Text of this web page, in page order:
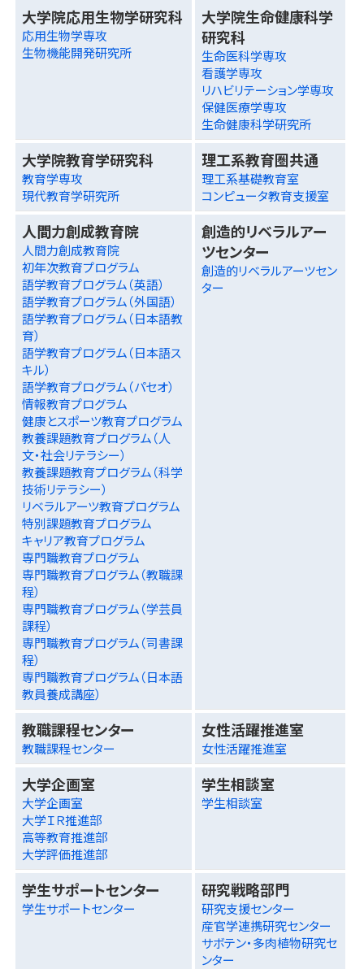
大学院応用生物学研究科
応用生物学専攻
生物機能開発研究所
大学院生命健康科学
研究科
生命医科学専攻
看護学専攻
リハビリテーション学専攻
保健医療学専攻
生命健康科学研究所
大学院教育学研究科
教育学専攻
現代教育学研究所
理工系教育圏共通
理工系基礎教育室
コンピュータ教育支援室
人間力創成教育院
人間力創成教育院
初年次教育プログラム
語学教育プログラム（英語）
語学教育プログラム（外国語）
語学教育プログラム（日本語教
育）
語学教育プログラム（日本語ス
キル）
語学教育プログラム（パセオ）
情報教育プログラム
健康とスポーツ教育プログラム
教養課題教育プログラム（人
文・社会リテラシー）
教養課題教育プログラム（科学
技術リテラシー）
リベラルアーツ教育プログラム
特別課題教育プログラム
キャリア教育プログラム
専門職教育プログラム
専門職教育プログラム（教職課
程）
専門職教育プログラム（学芸員
課程）
専門職教育プログラム（司書課
程）
専門職教育プログラム（日本語
教員養成講座）
創造的リベラルアー
ツセンター
創造的リベラルアーツセン
ター
教職課程センター
教職課程センター
女性活躍推進室
女性活躍推進室
大学企画室
大学企画室
大学ＩＲ推進部
高等教育推進部
大学評価推進部
学生相談室
学生相談室
学生サポートセンター
学生サポートセンター
研究戦略部門
研究支援センター
産官学連携研究センター
サボテン・多肉植物研究セ
ンター